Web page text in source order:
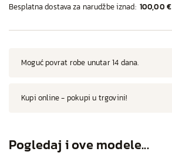
Besplatna dostava za narudžbe iznad: 100,00 €
Moguć povrat robe unutar 14 dana.
Kupi online - pokupi u trgovini!
Pogledaj i ove modele...